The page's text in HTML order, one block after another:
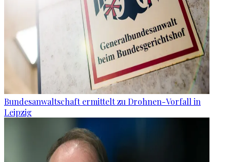
Bundesanwaltschaft ermittelt zu Drohnen-Vorfall in
Leipzig